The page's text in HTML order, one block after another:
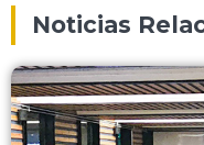
Noticias